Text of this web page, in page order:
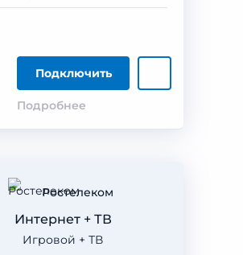
Подключить
Подробнее
Ростелеком
Игровой + ТВ
Интернет + ТВ